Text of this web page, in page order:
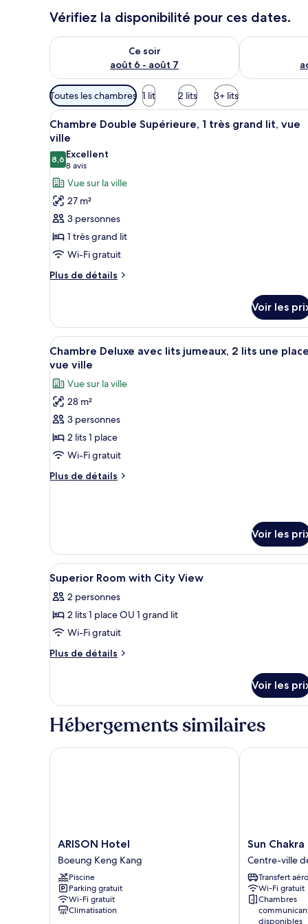
Vérifiez la disponibilité pour ces dates.
Ce soir
août 6 - août 7
Vérifier la disponibilité pour ce soir août 6 - août 7
Vérifier la
Filtres
disponibles
pour
les
chambres
Toutes les chambres 1 lit 2 lits 3+ lits
Afficher
toutes
les
photos
pour
ce
type
de
chambre :
Chambre
Double
très
grand
lit,
vue
ville
Une chambre d’hôtel avec
8
Chambre Double Supérieure, 1 très grand lit, vue
ville
8,68,6 sur 10
Excellent
8 avis
(8 avis)
Vue sur la ville
27 m²
3 personnes
1 très grand lit
Wi-Fi gratuit
Plus de détails
Plus
le
type
de
chambre
Double
Supérieure,
très
grand
vue
ville
Voir les
Afficher
toutes
les
photos
pour
ce
type
de
chambre :
Chambre
jumeaux,
2
lits
une
place,
vue
Chambre Deluxe avec lits
8
Chambre Deluxe avec lits jumeaux, 2 lits une
vue ville
Vue sur la ville
28 m²
3 personnes
2 lits 1 place
Wi-Fi gratuit
Plus de détails
Plus
de
chambre
Chambre
Deluxe
avec
lits
2
lits
une
ville
Voir les
Afficher
toutes
les
photos
pour
ce
chambre :
Superior
Room
with
City
Coffres-forts dans les
4
Superior Room with City View
2 personnes
2 lits 1 place OU 1 grand lit
Wi-Fi gratuit
Plus de détails
Plus
le
type
de
Superior
Voir les
Hébergements similaires
ARISON
Hotel
Boeung
Keng
Kang
ARISON Hotel
Boeung Keng Kang
Piscine
Parking gratuit
Wi-Fi gratuit
Climatisation
ARISON Hotel
Sun
Chakra
Boutique
Hotel
Centre-
ville
Sun
Centre-ville
Transfert
Wi-Fi gratuit
Chambres
disponibles
Sun Chakra